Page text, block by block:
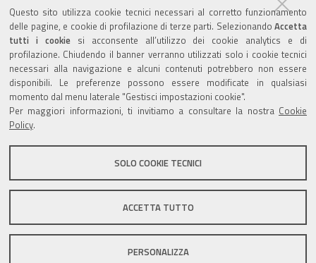
Questo sito utilizza cookie tecnici necessari al corretto funzionamento
delle pagine, e cookie di profilazione di terze parti. Selezionando Accetta
tutti i cookiesi acconsente all’utilizzo dei cookie analytics e di
profilazione. Chiudendo il banner verranno utilizzati solo i cookie tecnici
necessari alla navigazione e alcuni contenuti potrebbero non essere
disponibili. Le preferenze possono essere modificate in qualsiasi
momento dal menu laterale "Gestisci impostazioni cookie".
Per maggiori informazioni, ti invitiamo a consultare la nostra Cookie
Policy.
SOLO COOKIE TECNICI
ACCETTA TUTTO
PERSONALIZZA
Valuta questo sito
Sito istituzionale Comune di Zola Predosa
Privacy policy|DPO|Accessibilità